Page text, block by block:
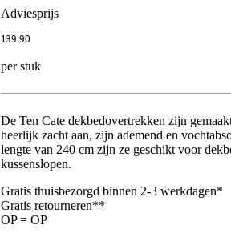
Adviesprijs
139 90
per stuk
De Ten Cate dekbedovertrekken zijn
heerlijk zacht aan, zijn ademend en
lengte van 240 cm zijn ze geschikt voor
kussenslopen.
Gratis thuisbezorgd binnen 2-3 werkdagen*
Gratis retourneren**
OP = OP